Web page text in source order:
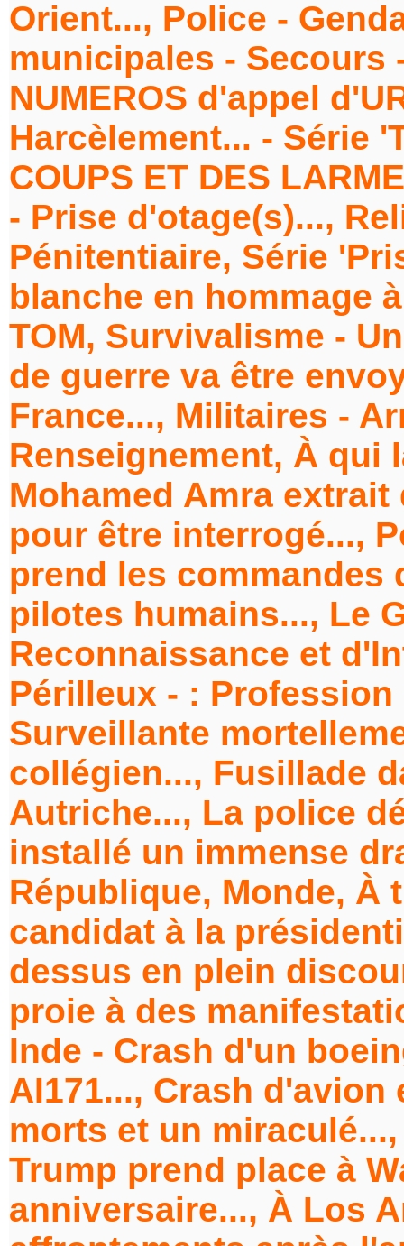
Orient..., Police -
municipales - Secours
NUMEROS d'appel
Harcèlement... - Série
COUPS ET DES
- Prise d'otage(s)...,
Pénitentiaire, Série
blanche en hommage
TOM, Survivalisme -
de guerre va être
France..., Militaires -
Renseignement, À qui
Mohamed Amra
pour être interrogé...,
prend les commandes
pilotes humains..., Le
Reconnaissance et
Périlleux - :
Surveillante
collégien..., Fusillade
Autriche..., La police
installé un immense
République, Monde, À
candidat à la
dessus en plein
proie à des
Inde - Crash d'un
AI171..., Crash d'avion
morts et un
Trump prend place à
anniversaire..., À Los